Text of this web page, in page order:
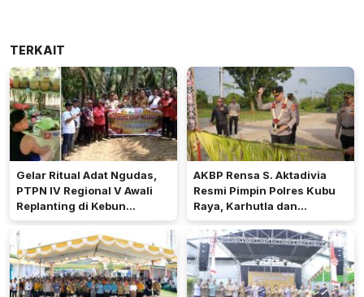
TERKAIT
Gelar Ritual Adat Ngudas,
PTPN IV Regional V Awali
Replanting di Kebun
Kembayan
AKBP Rensa S. Aktadivia
Resmi Pimpin Polres Kubu
Raya, Karhutla dan
Pelayanan Publik Jadi
Prioritas